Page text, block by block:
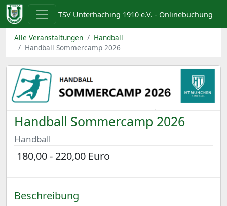
TSV Unterhaching 1910 e.V. - Onlinebuchung
Alle Veranstaltungen
Handball
Handball Sommercamp 2026
Handball Sommercamp 2026
Handball
180,00 - 220,00 Euro
Beschreibung